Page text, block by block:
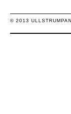
© 2013